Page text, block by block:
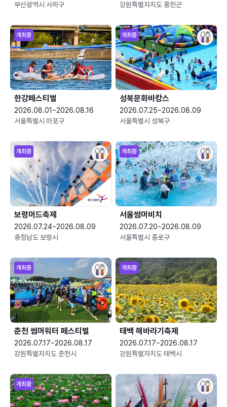
부산광역시 사하구
강원특별자치도 홍천군
개최중
한강페스티벌
2026.08.01~2026.08.16
서울특별시 마포구
개최중
성북문화바캉스
2026.07.25~2026.08.09
서울특별시 성북구
개최중
보령머드축제
2026.07.24~2026.08.09
충청남도 보령시
개최중
서울썸머비치
2026.07.20~2026.08.09
서울특별시 종로구
개최중
춘천 썸머워터 페스티벌
2026.07.17~2026.08.17
강원특별자치도 춘천시
개최중
태백 해바라기축제
2026.07.17~2026.08.17
강원특별자치도 태백시
개최중